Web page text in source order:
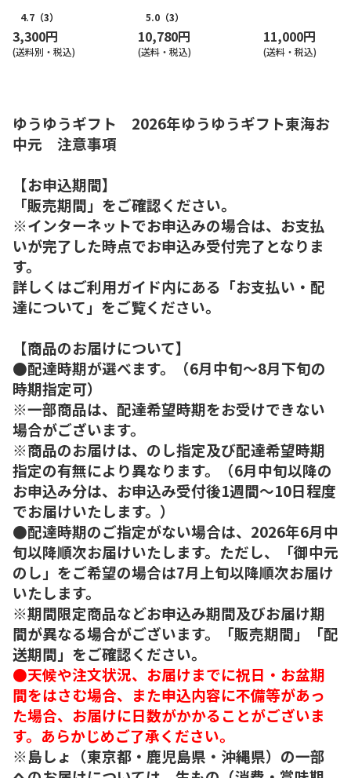
4.7 （3）
3,300円
(送料別・税込)
5.0 （3）
10,780円
(送料・税込)
11,000円
(送料・税込)
ゆうゆうギフト 2026年ゆうゆうギフト東海お
中元 注意事項
【お申込期間】
「販売期間」をご確認ください。
※インターネットでお申込みの場合は、お支払
いが完了した時点でお申込み受付完了となりま
す。
詳しくはご利用ガイド内にある「お支払い・配
達について」をご覧ください。
【商品のお届けについて】
●配達時期が選べます。（6月中旬～8月下旬の
時期指定可）
※一部商品は、配達希望時期をお受けできない
場合がございます。
※商品のお届けは、のし指定及び配達希望時期
指定の有無により異なります。（6月中旬以降の
お申込み分は、お申込み受付後1週間～10日程度
でお届けいたします。）
●配達時期のご指定がない場合は、2026年6月中
旬以降順次お届けいたします。ただし、「御中元
のし」をご希望の場合は7月上旬以降順次お届け
いたします。
※期間限定商品などお申込み期間及びお届け期
間が異なる場合がございます。「販売期間」「配
送期間」をご確認ください。
●天候や注文状況、お届けまでに祝日・お盆期
間をはさむ場合、また申込内容に不備等があっ
た場合、お届けに日数がかかることがございま
す。あらかじめご了承ください。
※島しょ（東京都・鹿児島県・沖縄県）の一部